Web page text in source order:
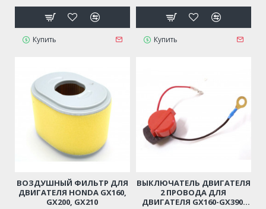
Купить Купить
ВОЗДУШНЫЙ ФИЛЬТР ДЛЯ
ДВИГАТЕЛЯ HONDA GX160,
GX200, GX210
ВЫКЛЮЧАТЕЛЬ ДВИГАТЕЛЯ
2 ПРОВОДА ДЛЯ
ДВИГАТЕЛЯ GX160-GX390,